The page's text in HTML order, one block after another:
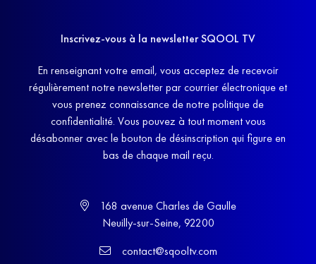
Inscrivez-vous à la newsletter SQOOL TV
En renseignant votre email, vous acceptez de recevoir
régulièrement notre newsletter par courrier électronique et
vous prenez connaissance de notre politique de
confidentialité. Vous pouvez à tout moment vous
désabonner avec le bouton de désinscription qui figure en
bas de chaque mail reçu.
168 avenue Charles de Gaulle
Neuilly-sur-Seine, 92200
contact@sqooltv.com